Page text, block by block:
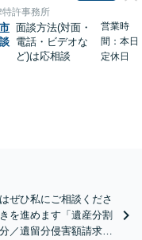
特許事務所
面談方法(対面・
電話・ビデオな
ど)は応相談
営業時
間：本日
定休日
ぜひ私にご相談くださ
を進めます「遺産分割
／遺留分侵害額請求／